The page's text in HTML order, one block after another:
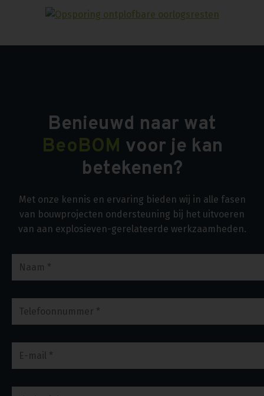
Benieuwd naar wat
BeoBOM voor je kan
betekenen?
Met onze kennis en ervaring bieden wij in alle fasen
van bouwprojecten ondersteuning bij het uitvoeren
van aan explosieven-gerelateerde werkzaamheden.